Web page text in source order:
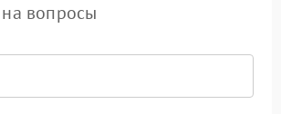
на вопросы